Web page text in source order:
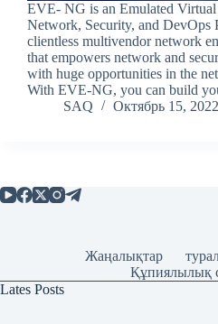
EVE- NG is an Emulated
Network, Security, and DevOps
clientless multivendor network
that empowers network and
with huge opportunities in the
With EVE-NG, you can build
SAQ
Октябрь 15, 2022
Жаңалықтар
Құпиялылық
Lates Posts